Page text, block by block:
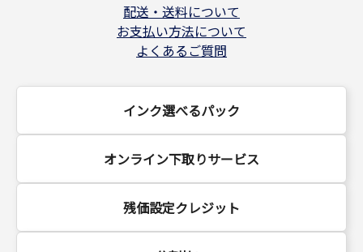
配送・送料について
お支払い方法について
よくあるご質問
インク選べるパック
オンライン下取りサービス
残価設定クレジット